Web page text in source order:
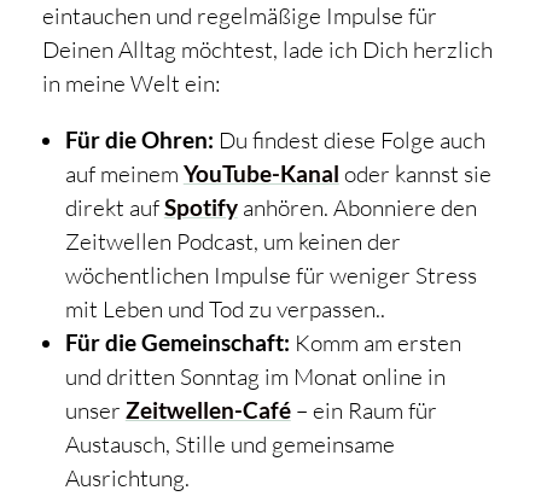
eintauchen und regelmäßige Impulse für
Deinen Alltag möchtest, lade ich Dich herzlich
in meine Welt ein:
Für die Ohren: Du findest diese Folge auch
auf meinem YouTube-Kanal oder kannst sie
direkt aufSpotifyanhören. Abonniere den
Zeitwellen Podcast, um keinen der
wöchentlichen Impulse für weniger Stress
mit Leben und Tod zu verpassen..
Für die Gemeinschaft: Komm am ersten
und dritten Sonntag im Monat online in
unser Zeitwellen-Café– ein Raum für
Austausch, Stille und gemeinsame
Ausrichtung.